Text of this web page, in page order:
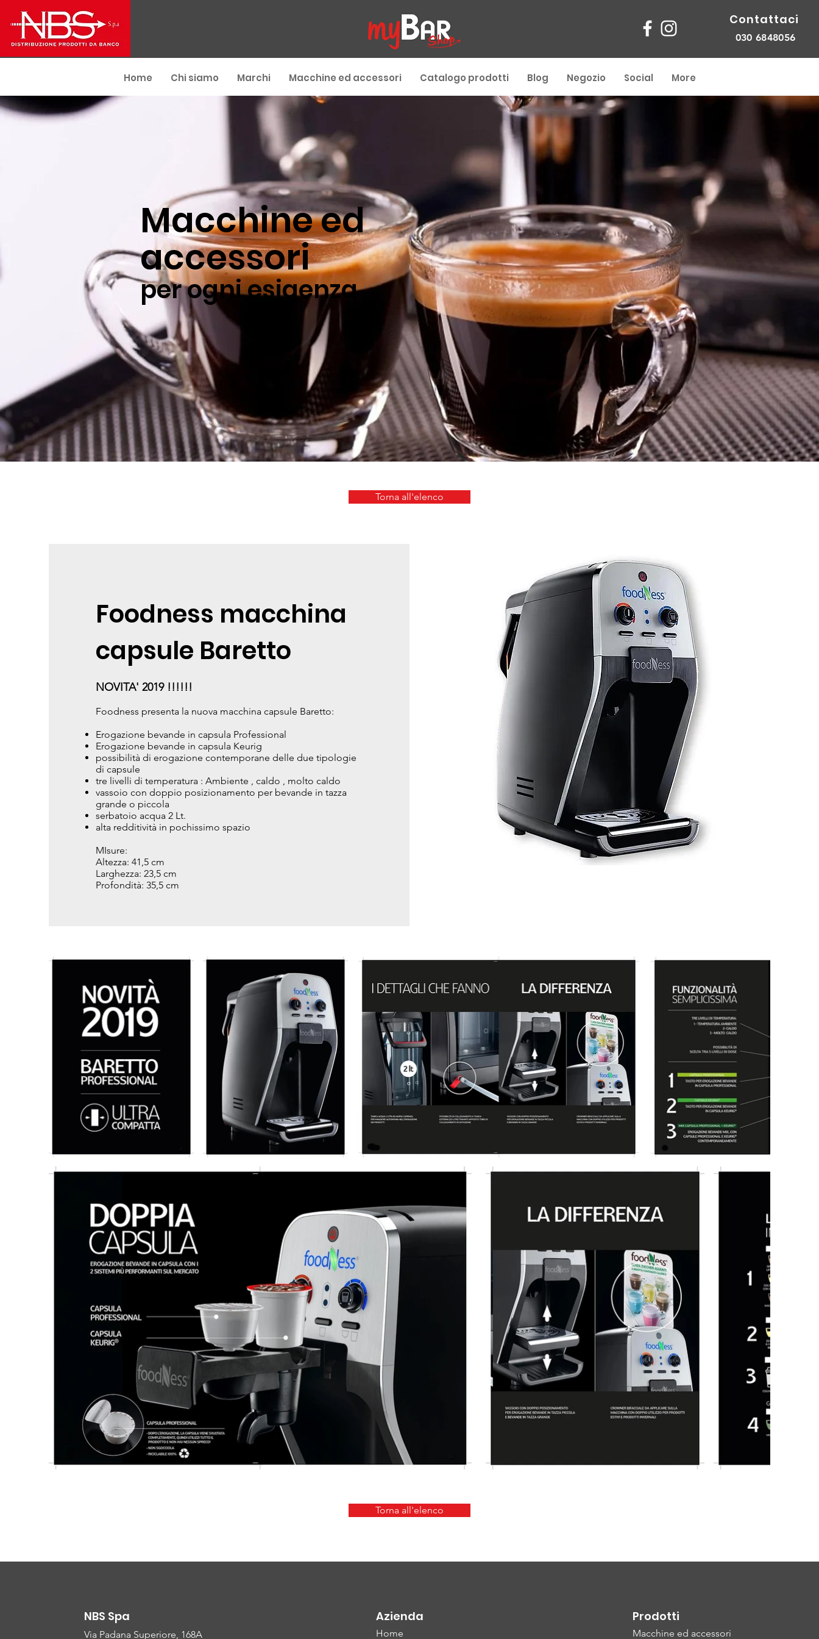
Contattaci
030 6848056
Home Chi siamo Marchi Macchine ed accessori Catalogo prodotti Blog Negozio Social More
Macchine ed
accessori
per ogni esigenza
Torna all'elenco
Foodness macchina
capsule Baretto
NOVITA' 2019 !!!!!!
Foodness presenta la nuova macchina capsule Baretto:
Erogazione bevande in capsula Professional
Erogazione bevande in capsula Keurig
possibilità di erogazione contemporane delle due tipologie
di capsule
tre livelli di temperatura : Ambiente , caldo , molto caldo
vassoio con doppio posizionamento per bevande in tazza
grande o piccola
serbatoio acqua 2 Lt.
alta redditività in pochissimo spazio
MIsure:
Altezza: 41,5 cm
Larghezza: 23,5 cm
Profondità: 35,5 cm
Torna all'elenco
NBS Spa
Via Padana Superiore, 168A
Azienda
Home
Prodotti
Macchine ed accessori